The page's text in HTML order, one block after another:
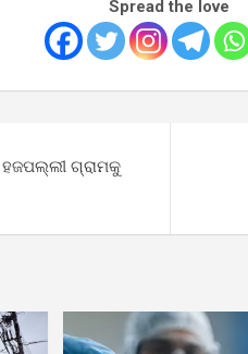
Spread the love
ହଜପଲ୍ଲୀ ଗ୍ରାମକୁ